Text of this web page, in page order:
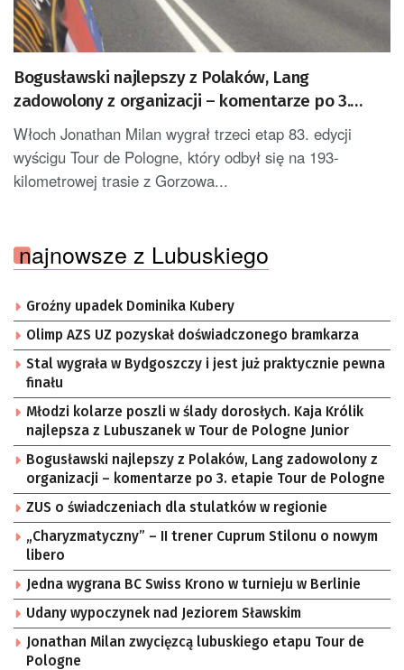
Bogusławski najlepszy z Polaków, Lang
zadowolony z organizacji – komentarze po 3.
etapie Tour de Pologne
Włoch Jonathan Milan wygrał trzeci etap 83. edycji
wyścigu Tour de Pologne, który odbył się na 193-
kilometrowej trasie z Gorzowa...
najnowsze z Lubuskiego
Groźny upadek Dominika Kubery
Olimp AZS UZ pozyskał doświadczonego bramkarza
Stal wygrała w Bydgoszczy i jest już praktycznie pewna
finału
Młodzi kolarze poszli w ślady dorosłych. Kaja Królik
najlepsza z Lubuszanek w Tour de Pologne Junior
Bogusławski najlepszy z Polaków, Lang zadowolony z
organizacji – komentarze po 3. etapie Tour de Pologne
ZUS o świadczeniach dla stulatków w regionie
„Charyzmatyczny” – II trener Cuprum Stilonu o nowym
libero
Jedna wygrana BC Swiss Krono w turnieju w Berlinie
Udany wypoczynek nad Jeziorem Sławskim
Jonathan Milan zwycięzcą lubuskiego etapu Tour de
Pologne